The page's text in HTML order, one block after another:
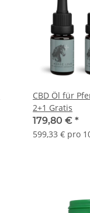
CBD Öl für Pferde Horse Love
2+1 Gratis
179,80 € *
599,33 € pro